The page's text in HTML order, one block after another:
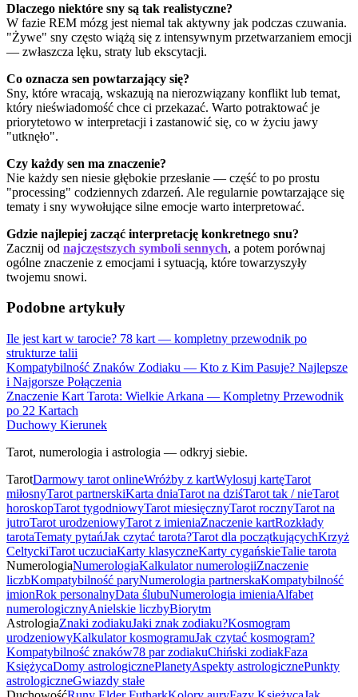
Dlaczego niektóre sny są tak realistyczne?
W fazie REM mózg jest niemal tak aktywny jak podczas czuwania.
"Żywe" sny często wiążą się z intensywnym przetwarzaniem emocji
— zwłaszcza lęku, straty lub ekscytacji.
Co oznacza sen powtarzający się?
Sny, które wracają, wskazują na nierozwiązany konflikt lub temat,
który nieświadomość chce ci przekazać. Warto potraktować je
priorytetowo w interpretacji i zastanowić się, co w życiu jawy
"utknęło".
Czy każdy sen ma znaczenie?
Nie każdy sen niesie głębokie przesłanie — część to po prostu
"processing" codziennych zdarzeń. Ale regularnie powtarzające się
tematy i sny wywołujące silne emocje warto interpretować.
Gdzie najlepiej zacząć interpretację konkretnego snu?
Zacznij od najczęstszych symboli sennych, a potem porównaj
ogólne znaczenie z emocjami i sytuacją, które towarzyszyły
twojemu snowi.
Podobne artykuły
Ile jest kart w tarocie? 78 kart — kompletny przewodnik po
strukturze talii
Kompatybilność Znaków Zodiaku — Kto z Kim Pasuje? Najlepsze
i Najgorsze Połączenia
Znaczenie Kart Tarota: Wielkie Arkana — Kompletny Przewodnik
po 22 Kartach
Duchowy Kierunek
Tarot, numerologia i astrologia — odkryj siebie.
TarotDarmowy tarot onlineWróżby z kartWylosuj kartęTarot
miłosnyTarot partnerskiKarta dniaTarot na dziśTarot tak / nieTarot
horoskopTarot tygodniowyTarot miesięcznyTarot rocznyTarot na
jutroTarot urodzeniowyTarot z imieniaZnaczenie kartRozkłady
tarotaTematy pytańJak czytać tarota?Tarot dla początkującychKrzyż
CeltyckiTarot uczuciaKarty klasyczneKarty cygańskieTalie tarota
NumerologiaNumerologiaKalkulator numerologiiZnaczenie
liczbKompatybilność paryNumerologia partnerskaKompatybilność
imionRok personalnyData ślubuNumerologia imieniaAlfabet
numerologicznyAnielskie liczbyBiorytm
AstrologiaZnaki zodiakuJaki znak zodiaku?Kosmogram
urodzeniowyKalkulator kosmogramuJak czytać kosmogram?
Kompatybilność znaków78 par zodiakuChiński zodiakFaza
KsiężycaDomy astrologicznePlanetyAspekty astrologicznePunkty
astrologiczneGwiazdy stałe